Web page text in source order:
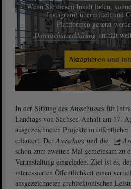
Wenn Sie diesen Inhalt laden,
(Instagram) übermittelt und
Plattformen gesetzt
Datenschutzerklärung enthält
Akzeptieren und
In der Sitzung des Ausschusses für
Landtags von Sachsen-Anhalt am 17.
ausgezeichneten Projekte in
erläutert. DerAusschuss und die
schon zum zweiten Mal gemeinsam zu
Veranstaltung eingeladen. Ziel ist es,
interessierten Öffentlichkeit einen
ausgezeichneten architektonischen